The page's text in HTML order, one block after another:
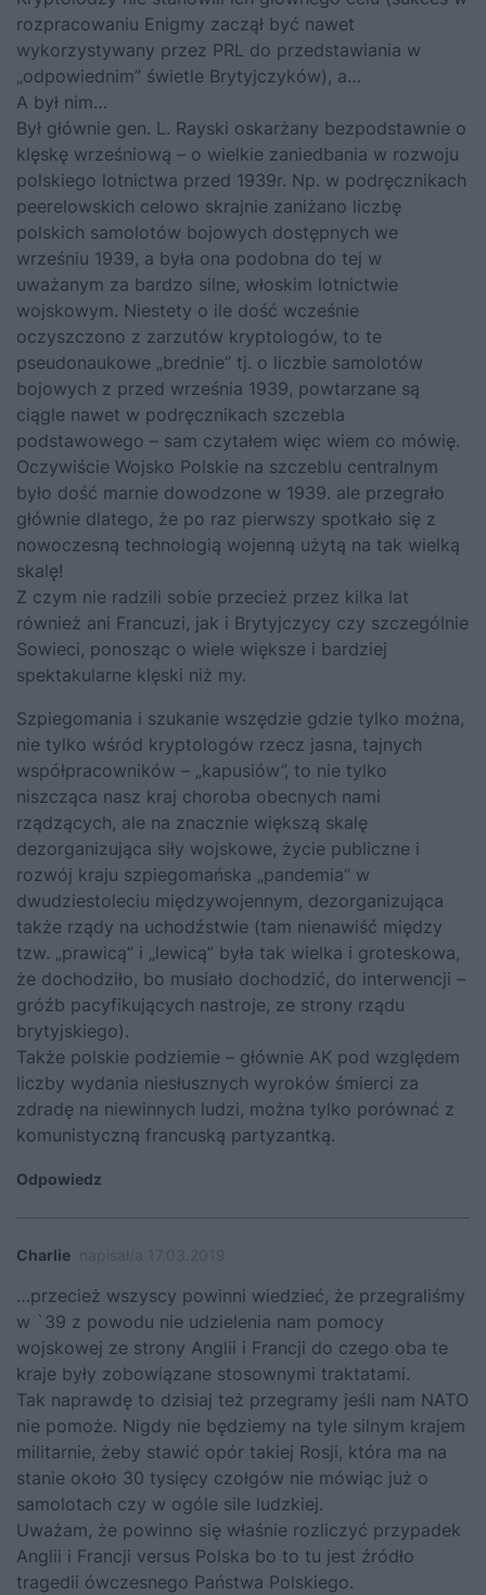
rozpracowaniu Enigmy zaczął być nawet
wykorzystywany przez PRL do przedstawiania w
„odpowiednim” świetle Brytyjczyków), a…
A był nim…
Był głównie gen. L. Rayski oskarżany bezpodstawnie o
klęskę wrześniową – o wielkie zaniedbania w rozwoju
polskiego lotnictwa przed 1939r. Np. w podręcznikach
peerelowskich celowo skrajnie zaniżano liczbę
polskich samolotów bojowych dostępnych we
wrześniu 1939, a była ona podobna do tej w
uważanym za bardzo silne, włoskim lotnictwie
wojskowym. Niestety o ile dość wcześnie
oczyszczono z zarzutów kryptologów, to te
pseudonaukowe „brednie” tj. o liczbie samolotów
bojowych z przed września 1939, powtarzane są
ciągle nawet w podręcznikach szczebla
podstawowego – sam czytałem więc wiem co mówię.
Oczywiście Wojsko Polskie na szczeblu centralnym
było dość marnie dowodzone w 1939. ale przegrało
głównie dlatego, że po raz pierwszy spotkało się z
nowoczesną technologią wojenną użytą na tak wielką
skalę!
Z czym nie radzili sobie przecież przez kilka lat
również ani Francuzi, jak i Brytyjczycy czy szczególnie
Sowieci, ponosząc o wiele większe i bardziej
spektakularne klęski niż my.
Szpiegomania i szukanie wszędzie gdzie tylko można,
nie tylko wśród kryptologów rzecz jasna, tajnych
współpracowników – „kapusiów”, to nie tylko
niszcząca nasz kraj choroba obecnych nami
rządzących, ale na znacznie większą skalę
dezorganizująca siły wojskowe, życie publiczne i
rozwój kraju szpiegomańska „pandemia” w
dwudziestoleciu międzywojennym, dezorganizująca
także rządy na uchodźstwie (tam nienawiść między
tzw. „prawicą” i „lewicą” była tak wielka i groteskowa,
że dochodziło, bo musiało dochodzić, do interwencji –
gróźb pacyfikujących nastroje, ze strony rządu
brytyjskiego).
Także polskie podziemie – głównie AK pod względem
liczby wydania niesłusznych wyroków śmierci za
zdradę na niewinnych ludzi, można tylko porównać z
komunistyczną francuską partyzantką.
Odpowiedz
Charlie
…przecież wszyscy powinni wiedzieć, że przegraliśmy
w `39 z powodu nie udzielenia nam pomocy
wojskowej ze strony Anglii i Francji do czego oba te
kraje były zobowiązane stosownymi traktatami.
Tak naprawdę to dzisiaj też przegramy jeśli nam NATO
nie pomoże. Nigdy nie będziemy na tyle silnym krajem
militarnie, żeby stawić opór takiej Rosji, która ma na
stanie około 30 tysięcy czołgów nie mówiąc już o
samolotach czy w ogóle sile ludzkiej.
Uważam, że powinno się właśnie rozliczyć przypadek
Anglii i Francji versus Polska bo to tu jest źródło
tragedii ówczesnego Państwa Polskiego.